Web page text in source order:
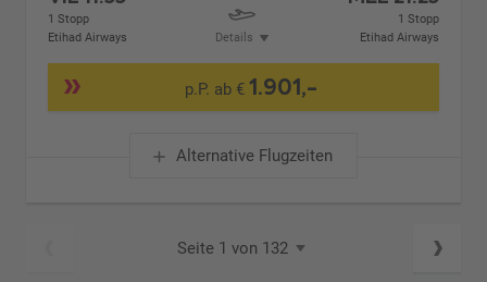
1 Stopp
Etihad Airways
Details
1 Stopp
Etihad Airways
p.P. ab €1.901,-
Alternative Flugzeiten
Seite 1 von 132